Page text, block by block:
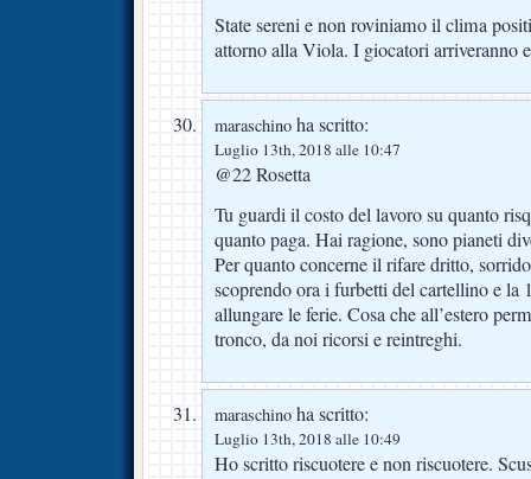
State sereni e non roviniamo il clima
attorno alla Viola. I giocatori arriveranno
maraschino ha scritto:
Luglio 13th, 2018 alle 10:47
@22 Rosetta
Tu guardi il costo del lavoro su quanto
quanto paga. Hai ragione, sono pianeti
Per quanto concerne il rifare dritto,
scoprendo ora i furbetti del cartellino e la
allungare le ferie. Cosa che all’estero
tronco, da noi ricorsi e reintreghi.
maraschino ha scritto:
Luglio 13th, 2018 alle 10:49
Ho scritto riscuotere e non riscuotere.